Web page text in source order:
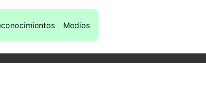
Medios